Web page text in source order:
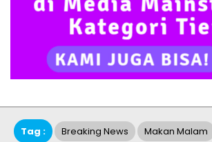
Tag : Breaking News Makan Malam